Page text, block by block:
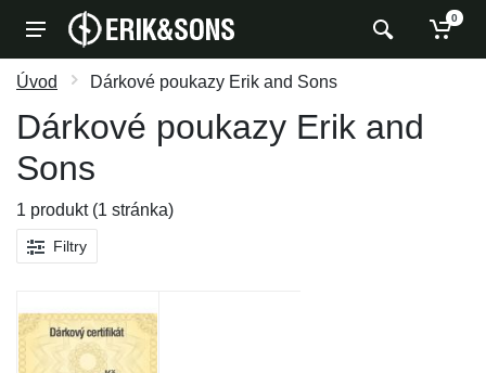
0
Úvod Dárkové poukazy Erik and Sons
Dárkové poukazy Erik and
Sons
1 produkt (1 stránka)
Filtry